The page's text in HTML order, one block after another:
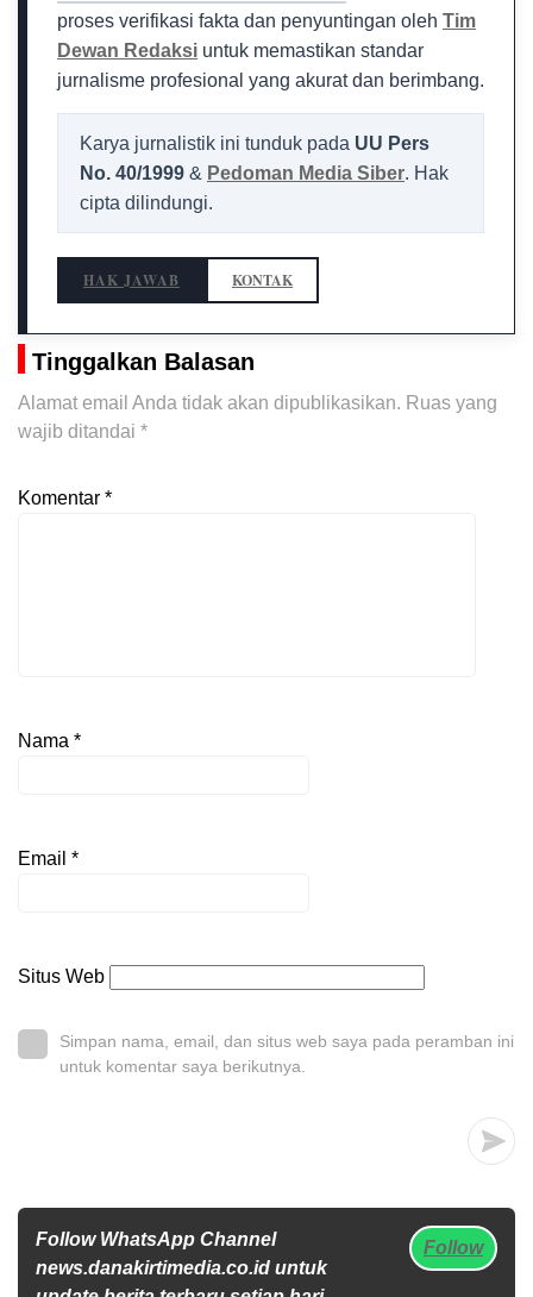
proses verifikasi fakta dan penyuntingan oleh Tim
Dewan Redaksi untuk memastikan standar
jurnalisme profesional yang akurat dan berimbang.
Karya jurnalistik ini tunduk pada UU Pers
No. 40/1999 & Pedoman Media Siber. Hak
cipta dilindungi.
HAK JAWAB KONTAK
Tinggalkan Balasan
Alamat email Anda tidak akan dipublikasikan. Ruas yang
wajib ditandai *
Komentar *
Nama *
Email *
Situs Web
Simpan nama, email, dan situs web saya pada peramban ini
untuk komentar saya berikutnya.
Follow WhatsApp Channel
news.danakirtimedia.co.id untuk
Follow